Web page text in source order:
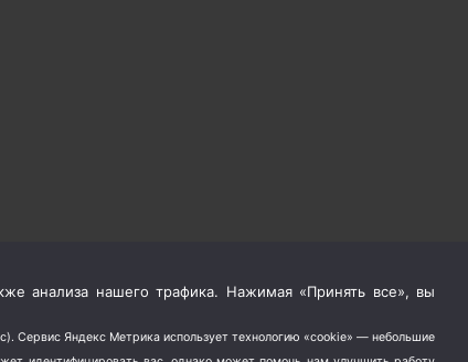
анализа нашего трафика. Нажимая «Принять все», вы
Сервис Яндекс Метрика использует технологию «cookie» — небольшие